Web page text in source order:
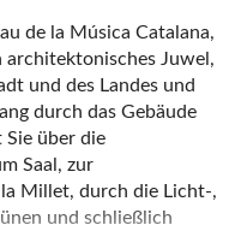
de la Música Catalana,
Juwel,
und des Landes und
durch das Gebäude
über die
Saal, zur
Millet, durch die Licht-,
und schließlich